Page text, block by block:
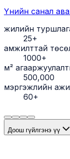
Үнийн санал
жилийн
25+
амжилттай
1000+
м²
500,000
мэргэжлийн
60+
Доош гүйлгэнэ үү